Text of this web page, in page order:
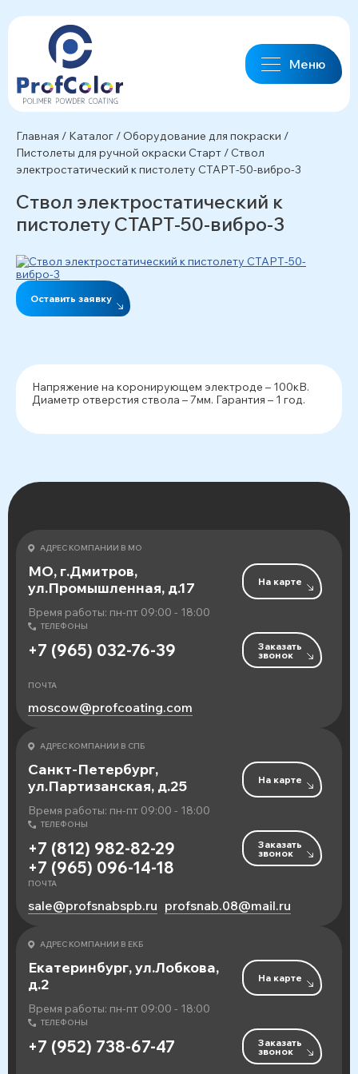
Меню
Главная / Каталог / Оборудование для покраски /
Пистолеты для ручной окраски Старт / Ствол
электростатический к пистолету СТАРТ-50-вибро-3
Ствол электростатический к
пистолету СТАРТ-50-вибро-3
Оставить заявку
Напряжение на коронирующем электроде – 100кВ.
Диаметр отверстия ствола – 7мм. Гарантия – 1 год.
АДРЕС КОМПАНИИ В МО
МО, г.Дмитров,
ул.Промышленная, д.17
Время работы: пн-пт 09:00 - 18:00
На карте
ТЕЛЕФОНЫ
+7 (965) 032-76-39 Заказать
звонок
ПОЧТА
moscow@profcoating.com
АДРЕС КОМПАНИИ В СПБ
Санкт-Петербург,
ул.Партизанская, д.25
Время работы: пн-пт 09:00 - 18:00
На карте
ТЕЛЕФОНЫ
+7 (812) 982-82-29
+7 (965) 096-14-18
Заказать
звонок
ПОЧТА
sale@profsnabspb.ru profsnab.08@mail.ru
АДРЕС КОМПАНИИ В ЕКБ
Екатеринбург, ул.Лобкова,
д.2
Время работы: пн-пт 09:00 - 18:00
На карте
ТЕЛЕФОНЫ
+7 (952) 738-67-47 Заказать
звонок